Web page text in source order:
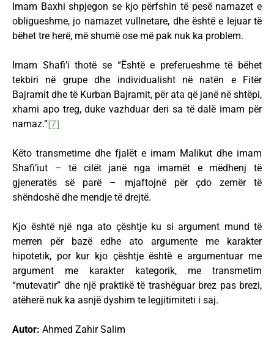
Imam Baxhi shpjegon se kjo përfshin të pesë namazet e
obligueshme, jo namazet vullnetare, dhe është e lejuar të
bëhet tre herë, më shumë ose më pak nuk ka problem.
Imam Shafi’i thotë se “Është e preferueshme të bëhet
tekbiri në grupe dhe individualisht në natën e Fitër
Bajramit dhe të Kurban Bajramit, për ata që janë në shtëpi,
xhami apo treg, duke vazhduar deri sa të dalë imam për
namaz.”[7]
Këto transmetime dhe fjalët e imam Malikut dhe imam
Shafi’iut – të cilët janë nga imamët e mëdhenj të
gjeneratës së parë – mjaftojnë për çdo zemër të
shëndoshë dhe mendje të drejtë.
Kjo është një nga ato çështje ku si argument mund të
merren për bazë edhe ato argumente me karakter
hipotetik, por kur kjo çështje është e argumentuar me
argument me karakter kategorik, me transmetim
“mutevatir” dhe një praktikë të trashëguar brez pas brezi,
atëherë nuk ka asnjë dyshim te legjitimiteti i saj.
Autor: Ahmed Zahir Salim